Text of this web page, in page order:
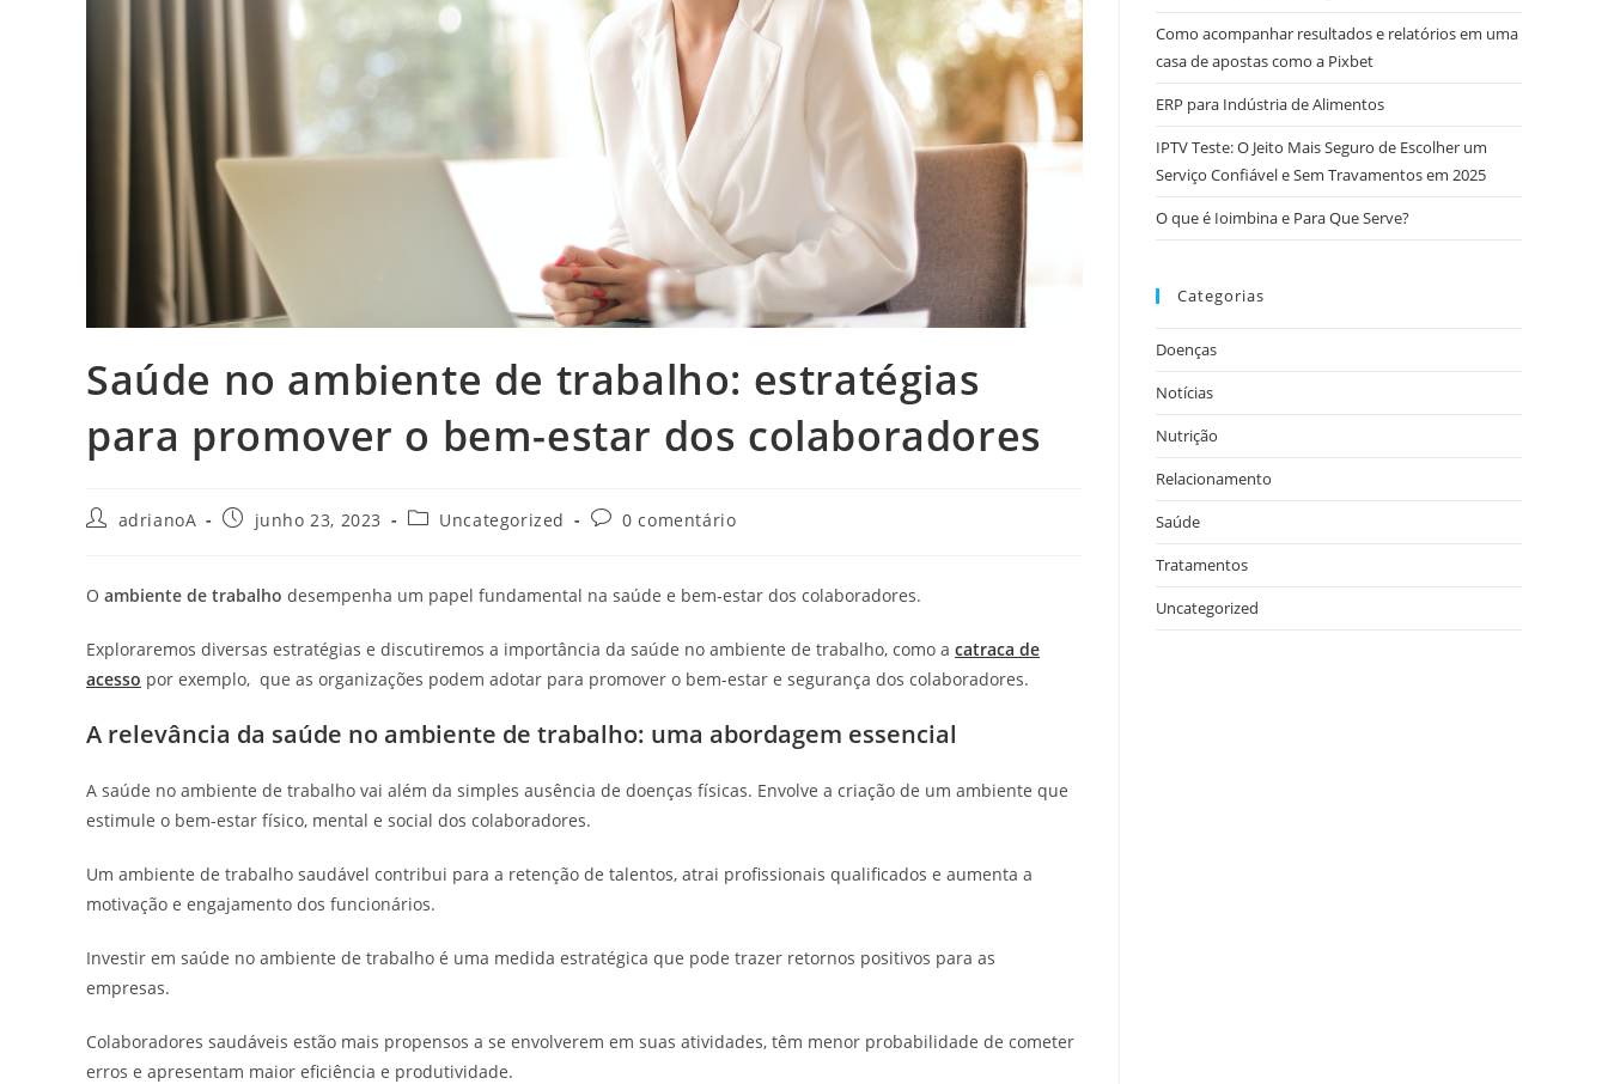
Saúde no ambiente de trabalho: estratégias
para promover o bem-estar dos colaboradores
AutoradrianoA
Postjunho 23, 2023
Categoria
Uncategorized
Comentários
0 comentário
O ambiente de trabalho desempenha um papel fundamental na saúde e bem-estar dos colaboradores.
Exploraremos diversas estratégias e discutiremos a importância da saúde no ambiente de trabalho, como a catraca de
acesso por exemplo, que as organizações podem adotar para promover o bem-estar e segurança dos colaboradores.
A relevância da saúde no ambiente de trabalho: uma abordagem essencial
A saúde no ambiente de trabalho vai além da simples ausência de doenças físicas. Envolve a criação de um ambiente que
estimule o bem-estar físico, mental e social dos colaboradores.
Um ambiente de trabalho saudável contribui para a retenção de talentos, atrai profissionais qualificados e aumenta a
motivação e engajamento dos funcionários.
Investir em saúde no ambiente de trabalho é uma medida estratégica que pode trazer retornos positivos para as
empresas.
Colaboradores saudáveis estão mais propensos a se envolverem em suas atividades, têm menor probabilidade de cometer
erros e apresentam maior eficiência e produtividade.
Como acompanhar resultados e relatórios em uma
casa de apostas como a Pixbet
ERP para Indústria de Alimentos
IPTV Teste: O Jeito Mais Seguro de Escolher um
Serviço Confiável e Sem Travamentos em 2025
O que é Ioimbina e Para Que Serve?
Categorias
Doenças
Notícias
Nutrição
Relacionamento
Saúde
Tratamentos
Uncategorized